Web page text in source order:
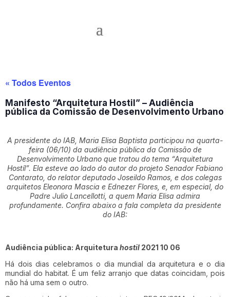
« Todos Eventos
Manifesto “Arquitetura Hostil” – Audiência
pública da Comissão de Desenvolvimento Urbano
A presidente do IAB, Maria Elisa Baptista participou na quarta-
feira (06/10) da audiência pública da Comissão de
Desenvolvimento Urbano que tratou do tema “Arquitetura
Hostíl”. Ela esteve ao lado do autor do projeto Senador Fabiano
Contarato, do relator deputado Joseildo Ramos, e dos colegas
arquitetos Eleonora Mascia e Ednezer Flores, e, em especial, do
Padre Julio Lancellotti, a quem Maria Elisa admira
profundamente. Confira abaixo a fala completa da presidente
do IAB:
Audiência pública: Arquitetura hostil 2021 10 06
Há dois dias celebramos o dia mundial da arquitetura e o dia
mundial do habitat. É um feliz arranjo que datas coincidam, pois
não há uma sem o outro.